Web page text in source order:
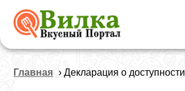
Главная › Декларация о доступности